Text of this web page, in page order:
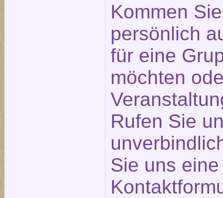
Kommen
persönlich
für eine
möchten
Rufen Sie
Sie uns